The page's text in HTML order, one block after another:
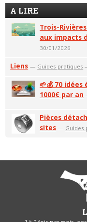
A LIRE
Trois-
aux impacts
30/01/2026
Liens — Guides pratiques
🌱💰 70
1000€ par an
Pièces
sites — Guides